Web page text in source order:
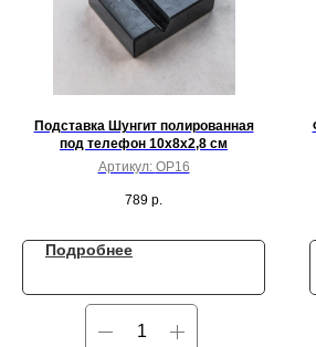
Подставка Шунгит полированная
под телефон 10x8x2,8 см
Артикул: OP16
789 р.
Подробнее